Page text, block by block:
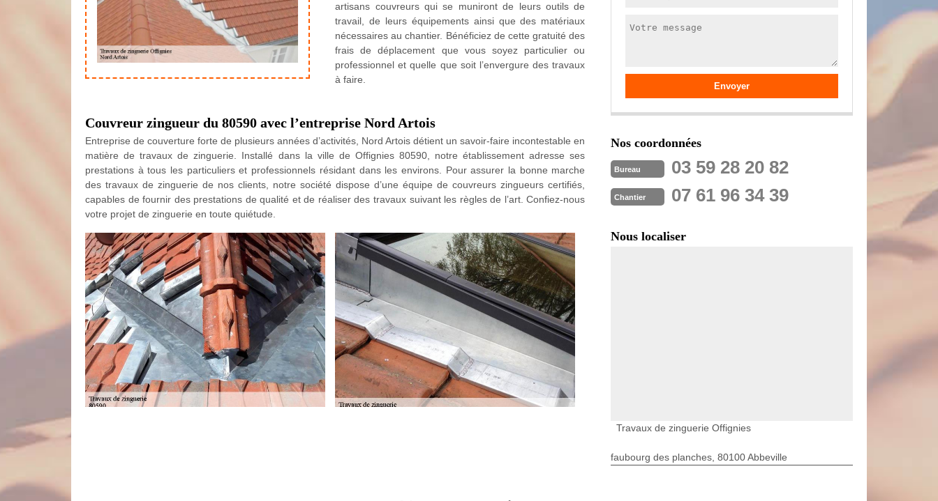
artisans couvreurs qui se muniront de leurs outils de
travail, de leurs équipements ainsi que des matériaux
nécessaires au chantier. Bénéficiez de cette gratuité des
frais de déplacement que vous soyez particulier ou
professionnel et quelle que soit l’envergure des travaux
à faire.
Couvreur zingueur du 80590 avec l’entreprise Nord Artois
Entreprise de couverture forte de plusieurs années d’activités, Nord Artois détient un savoir-faire incontestable en
matière de travaux de zinguerie. Installé dans la ville de Offignies 80590, notre établissement adresse ses
prestations à tous les particuliers et professionnels résidant dans les environs. Pour assurer la bonne marche
des travaux de zinguerie de nos clients, notre société dispose d’une équipe de couvreurs zingueurs certifiés,
capables de fournir des prestations de qualité et de réaliser des travaux suivant les règles de l’art. Confiez-nous
votre projet de zinguerie en toute quiétude.
Nos coordonnées
Bureau 03 59 28 20 82
Chantier 07 61 96 34 39
Nous localiser
Travaux de zinguerie Offignies
faubourg des planches, 80100 Abbeville